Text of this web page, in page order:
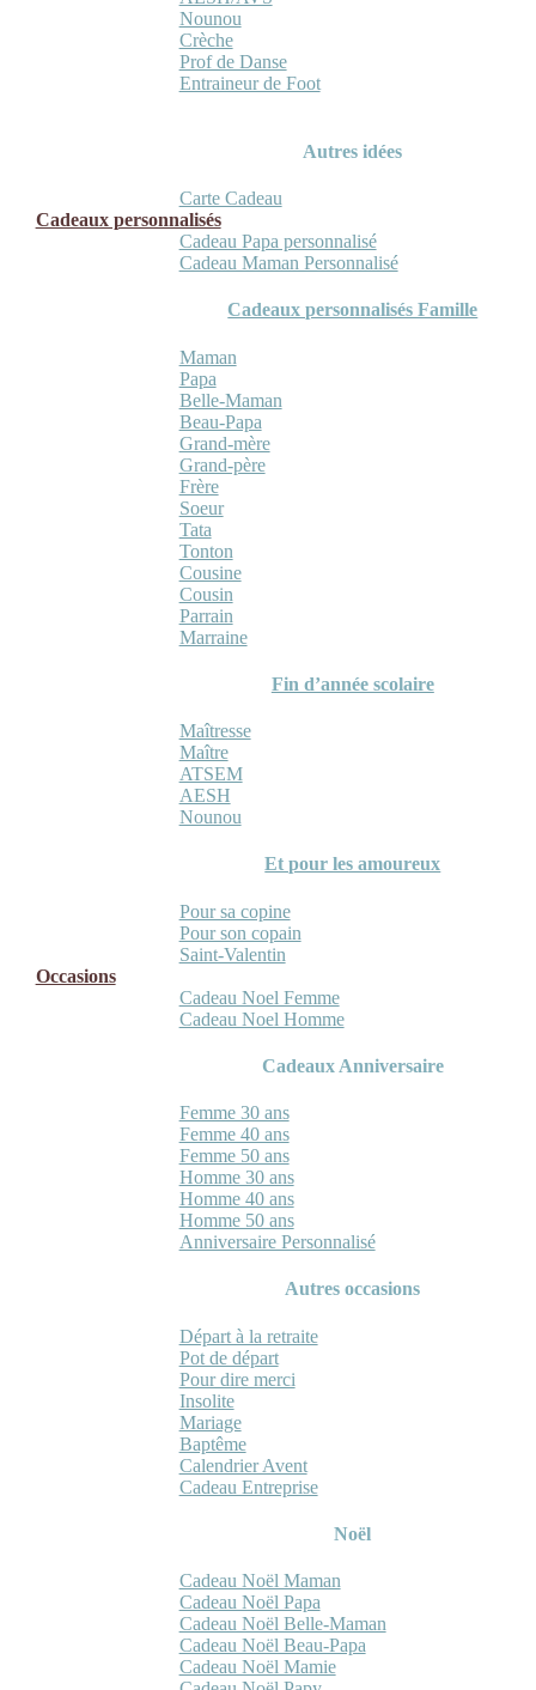
Nounou
Crèche
Prof de Danse
Entraineur de Foot
Autres idées
Carte Cadeau
Cadeaux personnalisés
Cadeau Papa personnalisé
Cadeau Maman Personnalisé
Cadeaux personnalisés Famille
Maman
Papa
Belle-Maman
Beau-Papa
Grand-mère
Grand-père
Frère
Soeur
Tata
Tonton
Cousine
Cousin
Parrain
Marraine
Fin d’année scolaire
Maîtresse
Maître
ATSEM
AESH
Nounou
Et pour les amoureux
Pour sa copine
Pour son copain
Saint-Valentin
Occasions
Cadeau Noel Femme
Cadeau Noel Homme
Cadeaux Anniversaire
Femme 30 ans
Femme 40 ans
Femme 50 ans
Homme 30 ans
Homme 40 ans
Homme 50 ans
Anniversaire Personnalisé
Autres occasions
Départ à la retraite
Pot de départ
Pour dire merci
Insolite
Mariage
Baptême
Calendrier Avent
Cadeau Entreprise
Noël
Cadeau Noël Maman
Cadeau Noël Papa
Cadeau Noël Belle-Maman
Cadeau Noël Beau-Papa
Cadeau Noël Mamie